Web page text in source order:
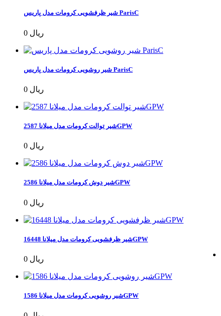
شیر ظرفشویی کرومات مدل پاریس ParisC
0 ریال
شیر روشویی کرومات مدل پاریس ParisC
0 ریال
شیر توالت کرومات مدل میلانا 2587GPW
0 ریال
شیر دوش کرومات مدل میلانا 2586GPW
0 ریال
شیر ظرفشویی کرومات مدل میلانا 16448GPW
0 ریال
شیر روشویی کرومات مدل میلانا 1586GPW